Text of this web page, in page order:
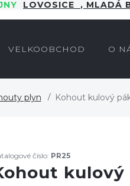
LOVOSICE , MLADÁ
VELKOOBCHOD O
plyn Kohout kulový
číslo: PR25
kulový